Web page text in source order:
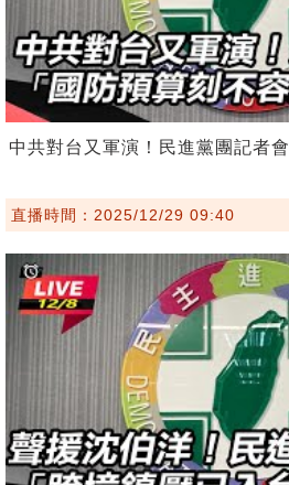
中共對台又軍演！民進黨團記者會
直播時間：2025/12/29 09:40